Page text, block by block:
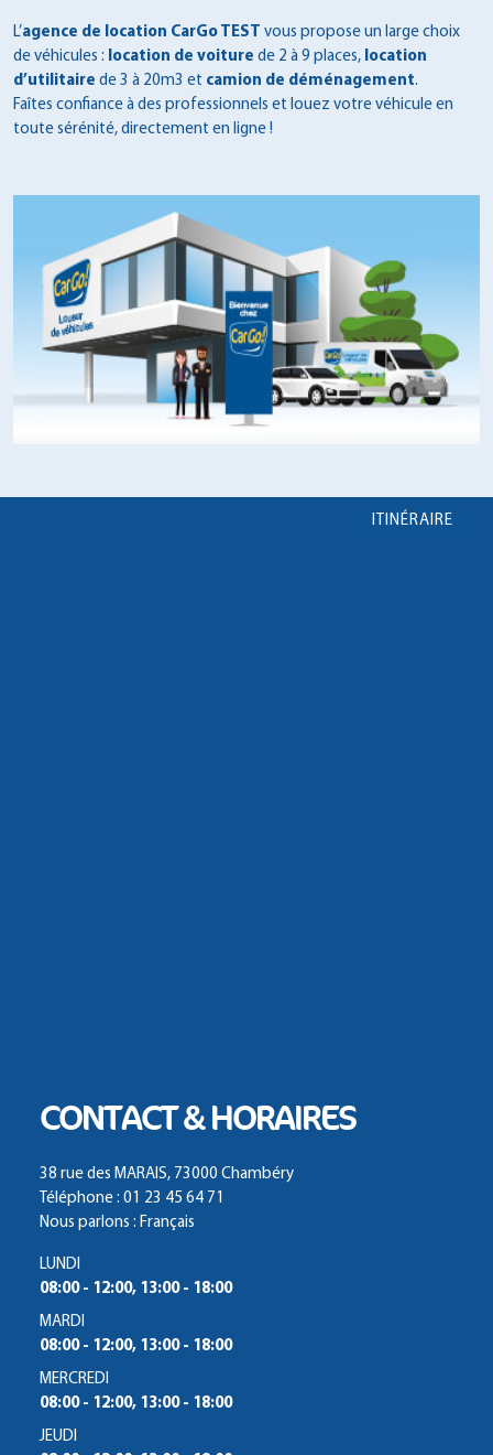
L’agence de location CarGo TEST vous propose un large choix
de véhicules : location de voiture de 2 à 9 places, location
d’utilitaire de 3 à 20m3 et camion de déménagement.
Faîtes confiance à des professionnels et louez votre véhicule en
toute sérénité, directement en ligne !
ITINÉRAIRE
CONTACT & HORAIRES
38 rue des MARAIS, 73000 Chambéry
Téléphone : 01 23 45 64 71
Nous parlons : Français
LUNDI
08:00 - 12:00, 13:00 - 18:00
MARDI
08:00 - 12:00, 13:00 - 18:00
MERCREDI
08:00 - 12:00, 13:00 - 18:00
JEUDI